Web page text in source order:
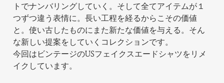
トでナンバリングしていく。そして全てアイテムが１
つずつ違う表情に。長い工程を経るからこその価値
と。使い古したものにまた新たな価値を与える。そん
な新しい提案をしていくコレクションです。
今回はビンテージのUSフェイクスエードシャツをリメ
イクしています。